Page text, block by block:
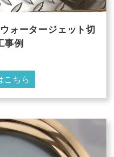
ォータージェット切
事例
こちら